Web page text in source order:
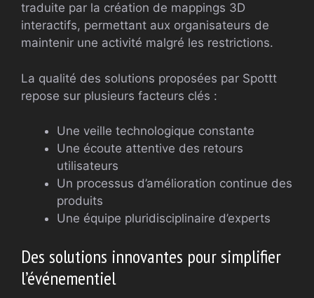
traduite par la création de mappings 3D
interactifs, permettant aux organisateurs de
maintenir une activité malgré les restrictions.
La qualité des solutions proposées par Spottt
repose sur plusieurs facteurs clés :
Une veille technologique constante
Une écoute attentive des retours
utilisateurs
Un processus d’amélioration continue des
produits
Une équipe pluridisciplinaire d’experts
Des solutions innovantes pour simplifier
l’événementiel